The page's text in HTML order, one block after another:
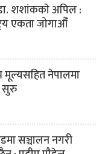
शशांककाे अपिल :
एकता जोगाऔँ
मूल्यसहित नेपालमा
सुरु
सञ्चालन नगरी